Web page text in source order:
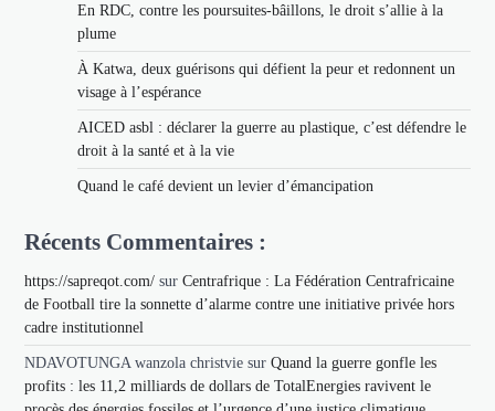
En RDC, contre les poursuites-bâillons, le droit s’allie à la
plume
À Katwa, deux guérisons qui défient la peur et redonnent un
visage à l’espérance
AICED asbl : déclarer la guerre au plastique, c’est défendre le
droit à la santé et à la vie
Quand le café devient un levier d’émancipation
Récents Commentaires :
https://sapreqot.com/ surCentrafrique : La Fédération Centrafricaine
de Football tire la sonnette d’alarme contre une initiative privée hors
cadre institutionnel
NDAVOTUNGA wanzola christvie surQuand la guerre gonfle les
profits : les 11,2 milliards de dollars de TotalEnergies ravivent le